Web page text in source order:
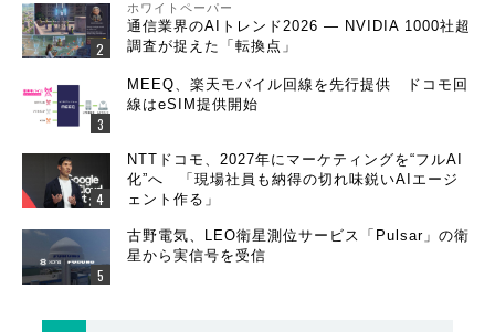
ホワイトペーパー
通信業界のAIトレンド2026 ― NVIDIA 1000社超
調査が捉えた「転換点」
MEEQ、楽天モバイル回線を先行提供 ドコモ回
線はeSIM提供開始
NTTドコモ、2027年にマーケティングを“フルAI
化”へ 「現場社員も納得の切れ味鋭いAIエージ
ェント作る」
古野電気、LEO衛星測位サービス「Pulsar」の衛
星から実信号を受信